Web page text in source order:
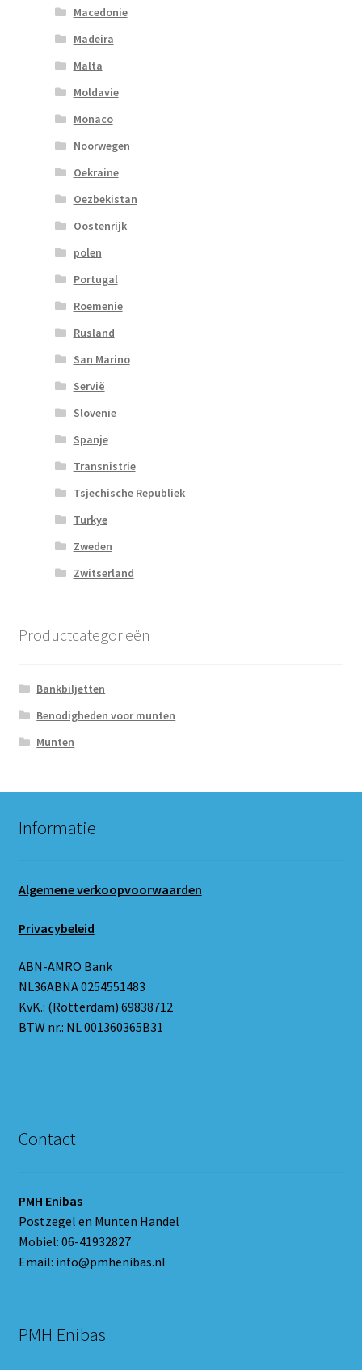
Macedonie
Madeira
Malta
Moldavie
Monaco
Noorwegen
Oekraine
Oezbekistan
Oostenrijk
polen
Portugal
Roemenie
Rusland
San Marino
Servië
Slovenie
Spanje
Transnistrie
Tsjechische Republiek
Turkye
Zweden
Zwitserland
Productcategorieën
Bankbiljetten
Benodigheden voor munten
Munten
Informatie
Algemene verkoopvoorwaarden
Privacybeleid
ABN-AMRO Bank
NL36ABNA 0254551483
KvK.: (Rotterdam) 69838712
BTW nr.: NL 001360365B31
Contact
PMH Enibas
Postzegel en Munten Handel
Mobiel: 06-41932827
Email: info@pmhenibas.nl
PMH Enibas